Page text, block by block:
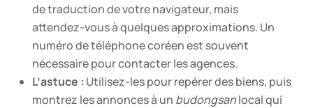
de traduction de votre navigateur, mais
attendez-vous à quelques approximations. Un
numéro de téléphone coréen est souvent
nécessaire pour contacter les agences.
L’astuce : Utilisez-les pour repérer des biens, puis
montrez les annonces à un budongsanlocal qui